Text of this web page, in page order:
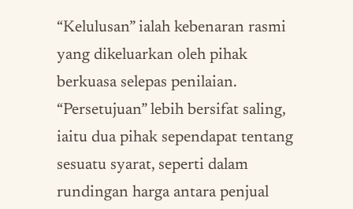
“Kelulusan” ialah kebenaran rasmi
yang dikeluarkan oleh pihak
berkuasa selepas penilaian.
“Persetujuan” lebih bersifat saling,
iaitu dua pihak sependapat tentang
sesuatu syarat, seperti dalam
rundingan harga antara penjual